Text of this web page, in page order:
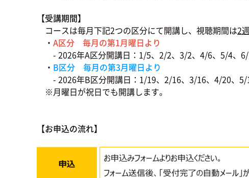
【受講期間】
コースは毎月下記2つの区分にて開講し、視聴期間は2
・ A区分 毎月の第1月曜日より
- 2026年A区分開講日：1/5、2/2、3/2、4/6、5/4、
・ B区分 毎月の第3月曜日より
- 2026年B区分開講日：1/19、2/16、3/16、4/20、
※月曜日が祝日でも開講します。
【お申込の流れ】